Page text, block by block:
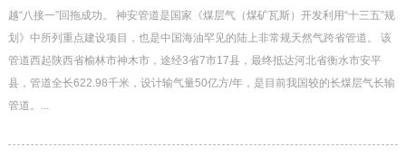
越“八接一”回拖成功。 神安管道是国家《煤层气（煤矿瓦斯）开发利用“十三五”规
划》中所列重点建设项目，也是中国海油罕见的陆上非常规天然气跨省管道。 该
管道西起陕西省榆林市神木市，途经3省7市17县，最终抵达河北省衡水市安平
县，管道全长622.98千米，设计输气量50亿方/年，是目前我国较的长煤层气长输
管道。...